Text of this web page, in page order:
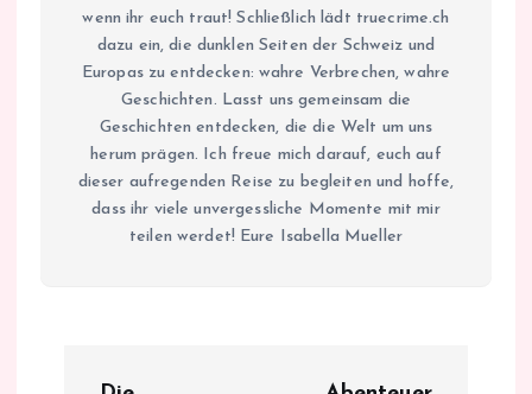
wenn ihr euch traut! Schließlich lädt truecrime.ch
dazu ein, die dunklen Seiten der Schweiz und
Europas zu entdecken: wahre Verbrechen, wahre
Geschichten. Lasst uns gemeinsam die
Geschichten entdecken, die die Welt um uns
herum prägen. Ich freue mich darauf, euch auf
dieser aufregenden Reise zu begleiten und hoffe,
dass ihr viele unvergessliche Momente mit mir
teilen werdet! Eure Isabella Mueller